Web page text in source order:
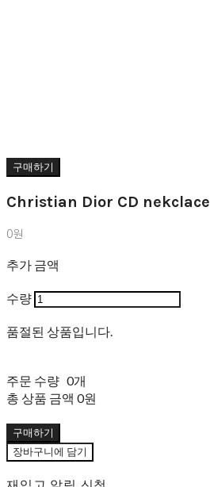
구매하기
Christian Dior CD nekclace
0원
추가 금액
수량
품절된 상품입니다.
주문 수량 0개
총 상품 금액 0원
구매하기
장바구니에 담기